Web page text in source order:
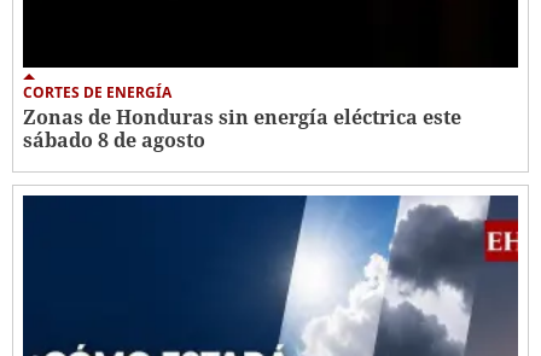
CORTES DE ENERGÍA
Zonas de Honduras sin energía eléctrica este
sábado 8 de agosto